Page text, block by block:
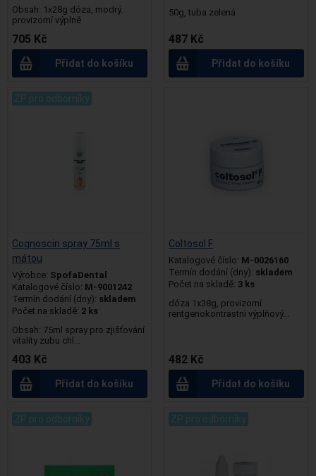
Obsah: 1x28g dóza, modrý.
provizorní výplně
705 Kč
Přidat do košíku
50g, tuba zelená
487 Kč
Přidat do košíku
ZP pro odborníky
Cognoscin spray 75ml s
mátou
Výrobce: SpofaDental
Katalogové číslo: M-9001242
Termín dodání (dny): skladem
Počet na skladě: 2 ks
Obsah: 75ml spray pro zjišťování
vitality zubu chl...
403 Kč
Přidat do košíku
Coltosol F
Katalogové číslo: M-0026160
Termín dodání (dny): skladem
Počet na skladě: 3 ks
dóza 1x38g, provizorní
rentgenokontrastní výplňový...
482 Kč
Přidat do košíku
ZP pro odborníky ZP pro odborníky